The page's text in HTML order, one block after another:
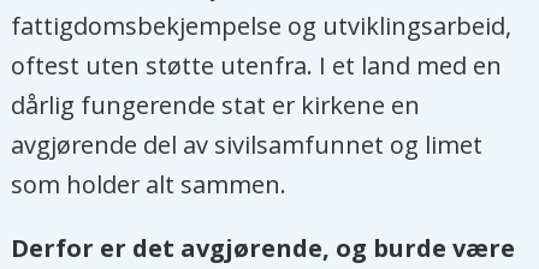
fattigdomsbekjempelse og utviklingsarbeid,
oftest uten støtte utenfra. I et land med en
dårlig fungerende stat er kirkene en
avgjørende del av sivilsamfunnet og limet
som holder alt sammen.
Derfor er det avgjørende, og burde være